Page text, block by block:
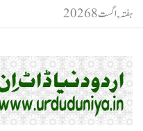
ہفتہ, اگست 8 2026